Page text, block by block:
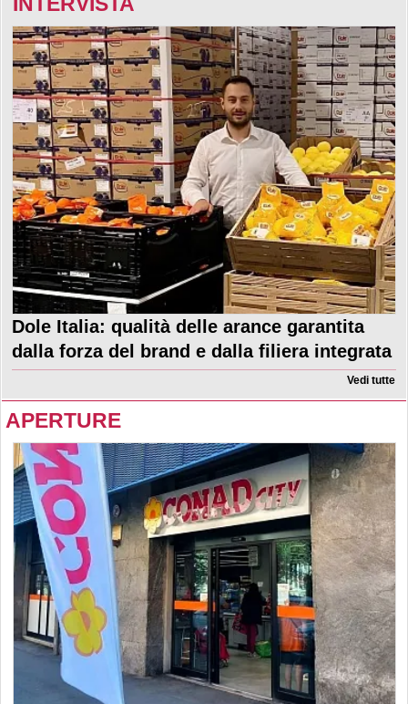
Dole Italia: qualità delle arance garantita
dalla forza del brand e dalla filiera integrata
Vedi tutte
APERTURE